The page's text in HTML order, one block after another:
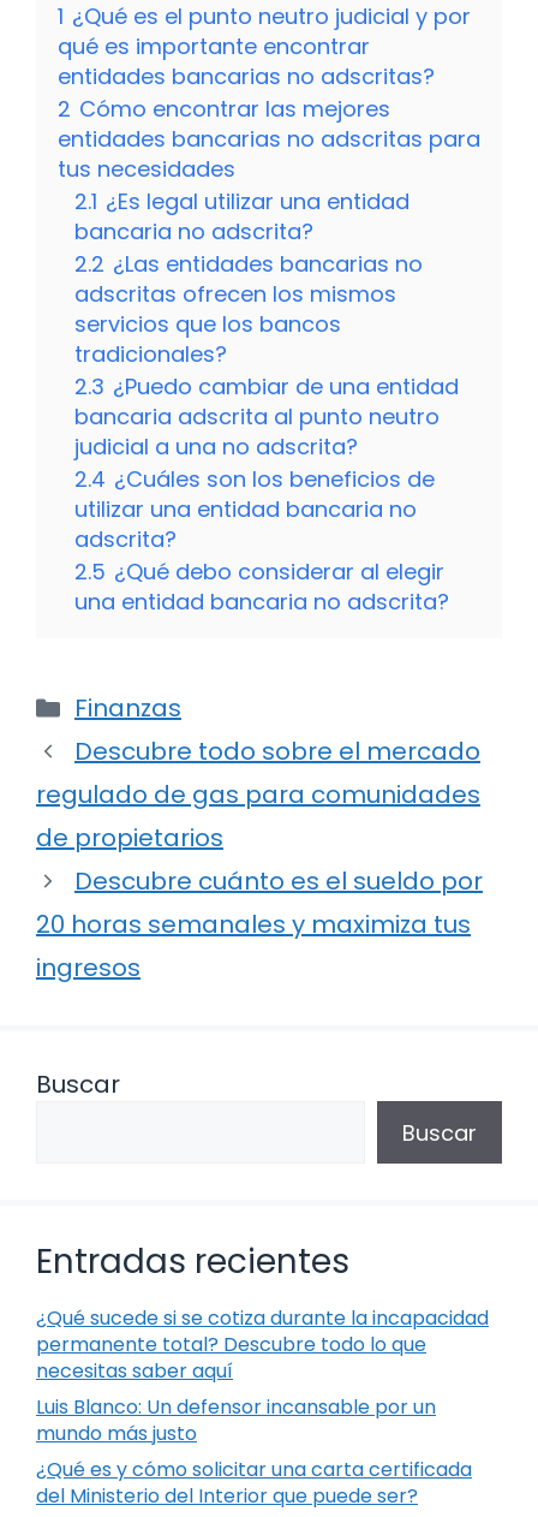
1 ¿Qué es el punto neutro judicial y por
qué es importante encontrar
entidades bancarias no adscritas?
2 Cómo encontrar las mejores
entidades bancarias no adscritas para
tus necesidades
2.1 ¿Es legal utilizar una entidad
bancaria no adscrita?
2.2 ¿Las entidades bancarias no
adscritas ofrecen los mismos
servicios que los bancos
tradicionales?
2.3 ¿Puedo cambiar de una entidad
bancaria adscrita al punto neutro
judicial a una no adscrita?
2.4 ¿Cuáles son los beneficios de
utilizar una entidad bancaria no
adscrita?
2.5 ¿Qué debo considerar al elegir
una entidad bancaria no adscrita?
Categorías
Finanzas
Descubre todo sobre el mercado
regulado de gas para comunidades
de propietarios
Descubre cuánto es el sueldo por
20 horas semanales y maximiza tus
ingresos
Buscar
Buscar
Entradas recientes
¿Qué sucede si se cotiza durante la incapacidad
permanente total? Descubre todo lo que
necesitas saber aquí
Luis Blanco: Un defensor incansable por un
mundo más justo
¿Qué es y cómo solicitar una carta certificada
del Ministerio del Interior que puede ser?